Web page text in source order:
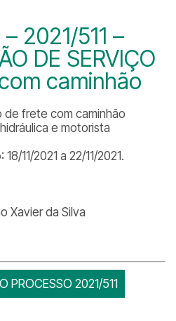
2021/511 –
DE SERVIÇO
caminhão
frete com caminhão
e motorista
: 18/11/2021 a 22/11/2021.
Xavier da Silva
PROCESSO 2021/511